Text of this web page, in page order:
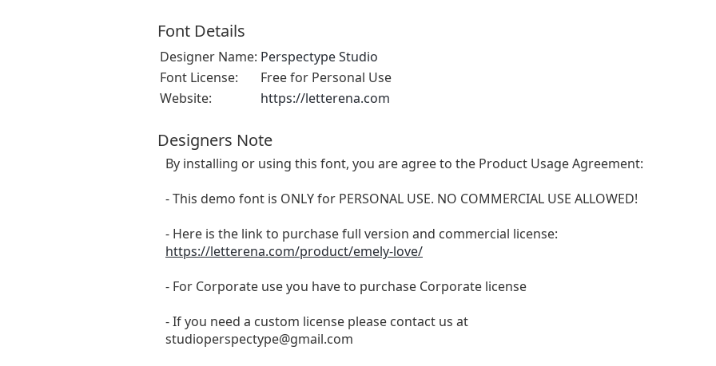
Font Details
Designer Name: Perspectype Studio
Font License:
Free for Personal Use
Website:
https://letterena.com
Designers Note
By installing or using this font, you are agree to the Product Usage Agreement:
- This demo font is ONLY for PERSONAL USE. NO COMMERCIAL USE ALLOWED!
- Here is the link to purchase full version and commercial license:
https://letterena.com/product/emely-love/
- For Corporate use you have to purchase Corporate license
- If you need a custom license please contact us at
studioperspectype@gmail.com